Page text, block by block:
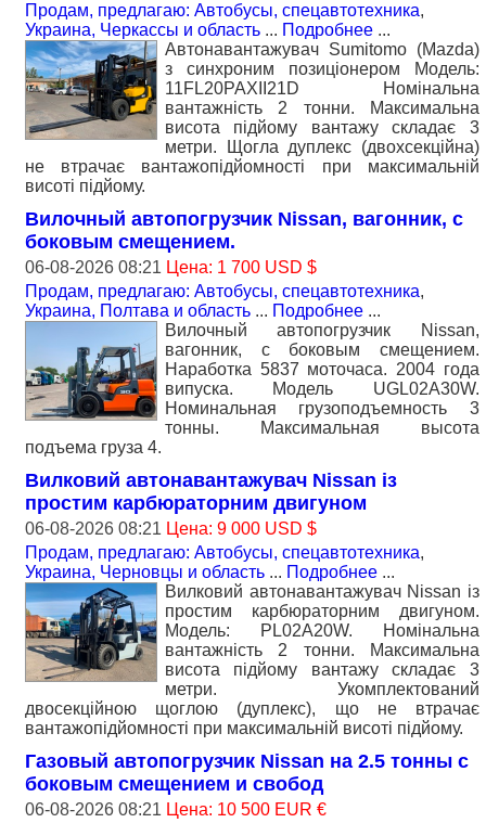
Продам, предлагаю: Автобусы, спецавтотехника,
Украина, Черкассы и область ... Подробнее ...
Автонавантажувач Sumitomo (Mazda)
з синхроним позицiонером Модель:
11FL20PAXII21D Номінальна
вантажність 2 тонни. Максимальна
висота підйому вантажу складає 3
метри. Щогла дуплекс (двохсекційна)
не втрачає вантажопідйомності при максимальній
висоті підйому.
Вилочный автопогрузчик Nissan, вагонник, с
боковым смещением.
06-08-2026 08:21 Цена: 1 700 USD $
Продам, предлагаю: Автобусы, спецавтотехника,
Украина, Полтава и область ... Подробнее ...
Вилочный автопогрузчик Nissan,
вагонник, с боковым смещением.
Наработка 5837 моточаса. 2004 года
випуска. Модель UGL02A30W.
Номинальная грузоподъемность 3
тонны. Максимальная высота
подъема груза 4.
Вилковий автонавантажувач Nissan із
простим карбюраторним двигуном
06-08-2026 08:21 Цена: 9 000 USD $
Продам, предлагаю: Автобусы, спецавтотехника,
Украина, Черновцы и область ... Подробнее ...
Вилковий автонавантажувач Nissan із
простим карбюраторним двигуном.
Модель: PL02A20W. Номінальна
вантажність 2 тонни. Максимальна
висота підйому вантажу складає 3
метри. Укомплектований
двосекційною щоглою (дуплекс), що не втрачає
вантажопідйомності при максимальній висоті підйому.
Газовый автопогрузчик Nissan на 2.5 тонны с
боковым смещением и свобод
06-08-2026 08:21 Цена: 10 500 EUR €